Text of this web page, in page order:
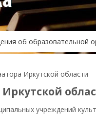
об образовательной
Иркутской области
учреждений